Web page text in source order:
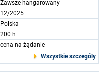
Zawsze hangarowany
12/2025
Polska
200 h
cena na żądanie
Wszystkie szczególy